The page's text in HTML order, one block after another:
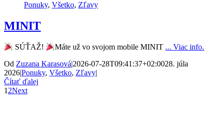
Ponuky, Všetko, Zľavy
MINIT
SÚŤAŽ! Máte už vo svojom mobile MINIT ... Viac info.
Od Zuzana Karasová|2026-07-28T09:41:37+02:0028. júla
2026|Ponuky, Všetko, Zľavy|
Čítať ďalej
1 2Next